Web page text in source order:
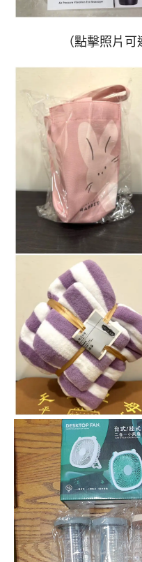
（點擊照片